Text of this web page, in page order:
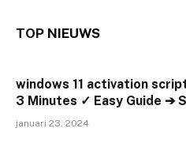
TOP NIEUWS
windows 11 activation
3 Minutes ✓ Easy Guide ➔
januari 23, 2024